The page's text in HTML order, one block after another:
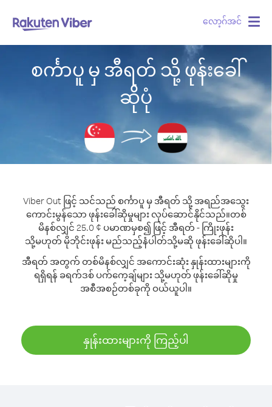
လော့ဂ်အင်
စင်္ကာပူ မှ အီရတ် သို့ ဖုန်းခေါ်
ဆိုပုံ
Viber Out ဖြင့် သင်သည် စင်္ကာပူ မှ အီရတ် သို့ အရည်အသွေး
ကောင်းမွန်သော ဖုန်းခေါ်ဆိုမှုများ လုပ်ဆောင်နိုင်သည်။တစ်
မိနစ်လျှင် 25.0 ¢ ပမာဏမှစ၍ ဖြင့် အီရတ် - ကြိုးဖုန်း
သို့မဟုတ် မိုဘိုင်းဖုန်း မည်သည့်နံပါတ်သို့မဆို ဖုန်းခေါ်ဆိုပါ။
အီရတ် အတွက် တစ်မိနစ်လျှင် အကောင်းဆုံး နှုန်းထားများကို
ရရှိရန် ခရက်ဒစ် ပက်ကေ့ချ်များ သို့မဟုတ် ဖုန်းခေါ်ဆိုမှု
အစီအစဉ်တစ်ခုကို ဝယ်ယူပါ။
နှုန်းထားများကို ကြည့်ပါ